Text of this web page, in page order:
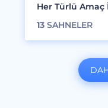
Her Türlü Amaç
13 SAHNELER